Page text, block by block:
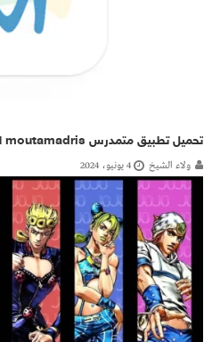
تحميل تطبيق متمدرس moutamadris للاندرويد 2024 مجانا
ولاء الشيخ 4 يونيو، 2024